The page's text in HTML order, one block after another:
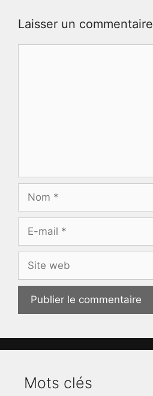
Laisser un commentaire
mail
web
Mots clés